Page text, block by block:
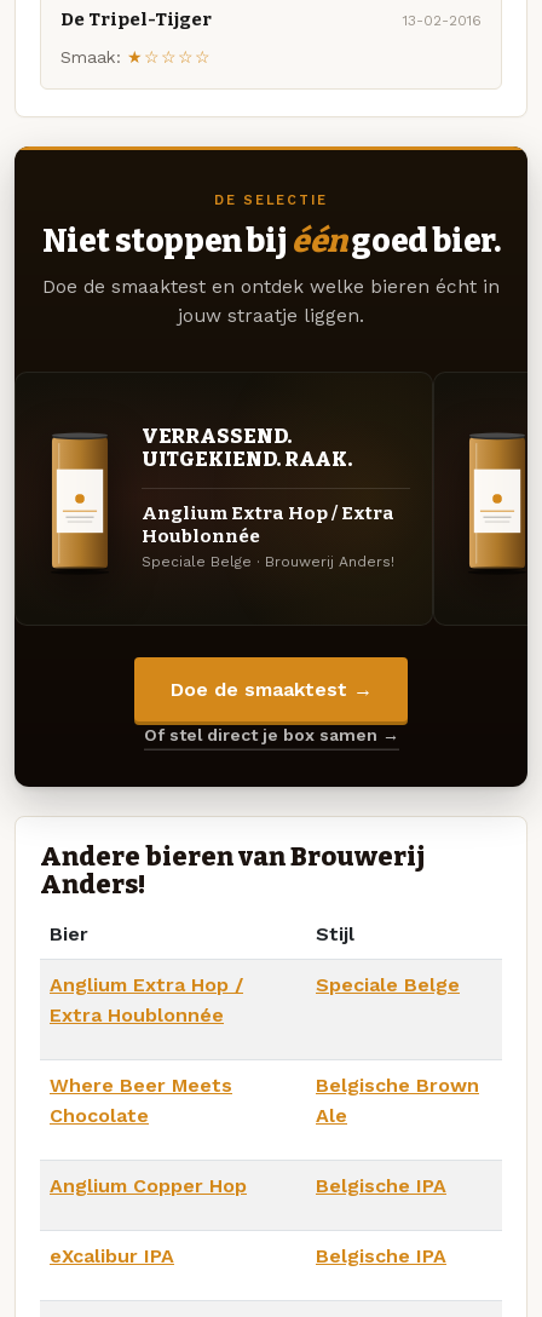
De Tripel-Tijger 13-02-2016
Smaak: ★☆☆☆☆
DE SELECTIE
Niet stoppen bij ééngoed bier.
Doe de smaaktest en ontdek welke bieren écht in
jouw straatje liggen.
VERRASSEND.
UITGEKIEND. RAAK.
Anglium Extra Hop / Extra
Houblonnée
Speciale Belge · Brouwerij Anders!
Doe de smaaktest →
Of stel direct je box samen →
Andere bieren van Brouwerij
Anders!
Bier Stijl
Anglium Extra Hop /
Extra Houblonnée
Speciale Belge
Where Beer Meets
Chocolate
Belgische Brown
Ale
Anglium Copper Hop Belgische IPA
eXcalibur IPA Belgische IPA